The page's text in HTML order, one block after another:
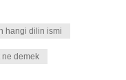
hangi dilin ismi
ne demek